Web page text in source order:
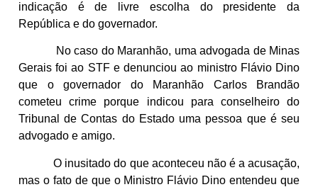
indicação é de livre escolha do presidente da
República e do governador.
No caso do Maranhão, uma advogada de Minas
Gerais foi ao STF e denunciou ao ministro Flávio Dino
que o governador do Maranhão Carlos Brandão
cometeu crime porque indicou para conselheiro do
Tribunal de Contas do Estado uma pessoa que é seu
advogado e amigo.
O inusitado do que aconteceu não é a acusação,
mas o fato de que o Ministro Flávio Dino entendeu que